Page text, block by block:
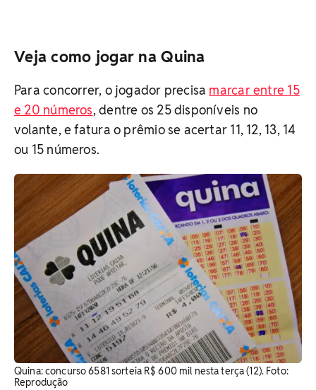
Veja como jogar na Quina
Para concorrer, o jogador precisa marcar entre 15
e 20 números, dentre os 25 disponíveis no
volante, e fatura o prêmio se acertar 11, 12, 13, 14
ou 15 números.
Quina: concurso 6581 sorteia R$ 600 mil nesta terça (12). Foto:
Reprodução